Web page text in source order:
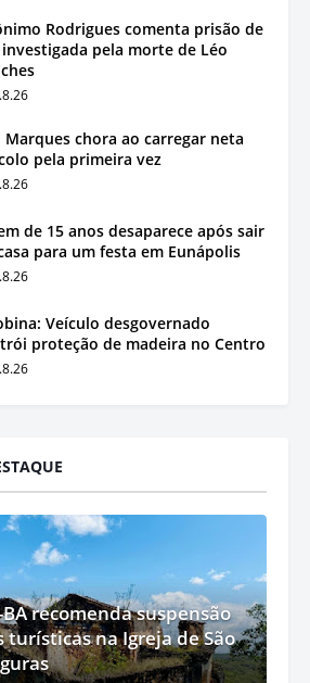
Rodrigues comenta prisão de
investigada pela morte de Léo
Marques chora ao carregar neta
pela primeira vez
de 15 anos desaparece após sair
para um festa em Eunápolis
Veículo desgovernado
proteção de madeira no Centro
recomenda suspensão
na Igreja de São